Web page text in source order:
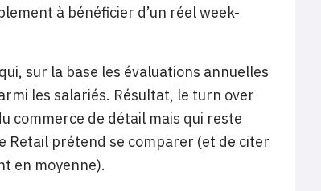
à bénéficier d’un réel week-
sur la base les évaluations annuelles
les salariés. Résultat, le turn over
commerce de détail mais qui reste
Retail prétend se comparer (et de citer
en moyenne).